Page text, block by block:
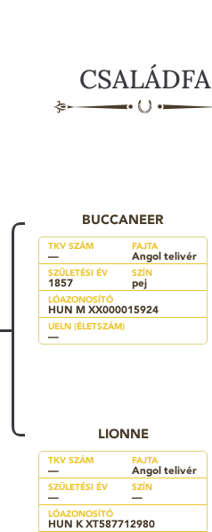
CSALÁDFA
BUCCANEER
TKV SZÁM
—
FAJTA
Angol telivér
SZÜLETÉSI ÉV
1857
SZÍN
pej
LÓAZONOSÍTÓ
HUN M XX000015924
UELN (ÉLETSZÁM)
—
LIONNE
TKV SZÁM
—
FAJTA
Angol telivér
SZÜLETÉSI ÉV
—
SZÍN
—
LÓAZONOSÍTÓ
HUN K XT587712980